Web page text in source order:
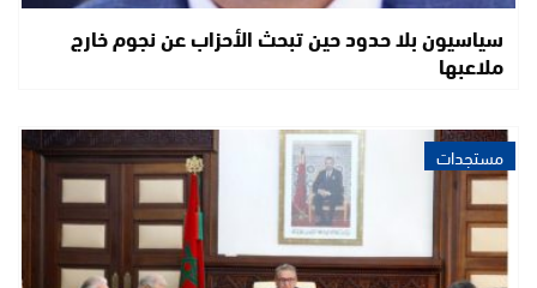
سياسيون بلا حدود حين تبحث الأحزاب عن نجوم خارج
ملاعبها
مستجدات